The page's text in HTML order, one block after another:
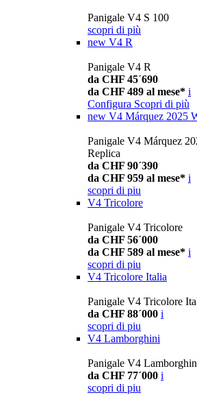
Panigale V4 S 100
scopri di più
new V4 R
Panigale V4 R
da CHF 45´690
da CHF 489 al mese* i
Configura Scopri di più
new V4 Márquez 2025
Panigale V4 Márquez
Replica
da CHF 90´390
da CHF 959 al mese* i
scopri di piu
V4 Tricolore
Panigale V4 Tricolore
da CHF 56´000
da CHF 589 al mese* i
scopri di piu
V4 Tricolore Italia
Panigale V4 Tricolore
da CHF 88´000 i
scopri di piu
V4 Lamborghini
Panigale V4
da CHF 77´000 i
scopri di piu